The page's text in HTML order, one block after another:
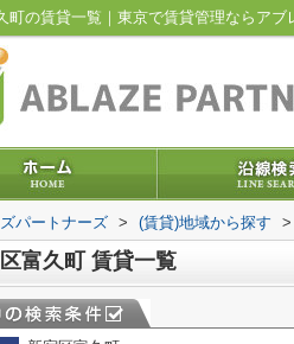
町の賃貸一覧｜東京で賃貸管理ならアブ
パートナーズ > (賃貸)地域から探す >
富久町 賃貸一覧